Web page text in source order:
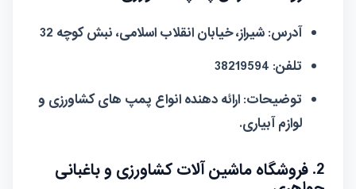
آدرس: شیراز، خیابان انقلاب اسلامی، نبش کوچه 32
تلفن:
توضیحات: ارائه دهنده انواع پمپ های کشاورزی و
لوازم آبیاری.
2. فروشگاه ماشین آلات کشاورزی و باغبانی